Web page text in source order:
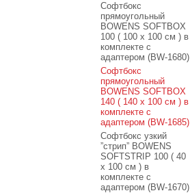
Софтбокс
прямоугольный
BOWENS SOFTBOX
100 ( 100 x 100 см ) в
комплекте с
адаптером (BW-1680)
Софтбокс
прямоугольный
BOWENS SOFTBOX
140 ( 140 x 100 см ) в
комплекте с
адаптером (BW-1685)
Софтбокс узкий
”стрип” BOWENS
SOFTSTRIP 100 ( 40
x 100 см ) в
комплекте с
адаптером (BW-1670)